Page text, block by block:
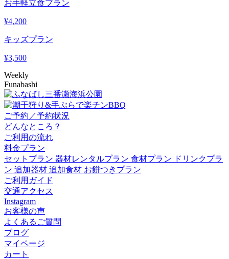
お手軽立食プラン
¥4,200
キッズプラン
¥3,500
Weekly
Funabashi
ご予約／予約状況
どんなところ？
ご利用の流れ
料金プラン
セットプラン 器材レンタルプラン 食材プラン ドリンクプラ
ン 追加器材 追加食材 お餅つきプラン
ご利用ガイド
交通アクセス
Instagram
お客様の声
よくあるご質問
ブログ
マイページ
カート